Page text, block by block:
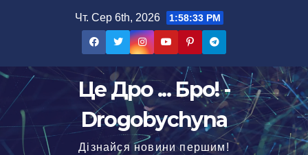
Чт. Сер 6th, 2026 1:58:34 PM
Це Дро ... Бро! -
Drogobychyna
Дізнайся новини першим!